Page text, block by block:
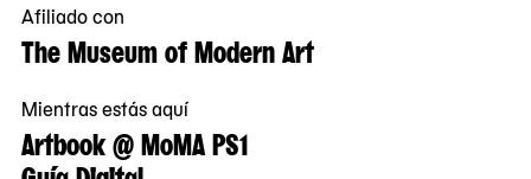
Afiliado con
The Museum of Modern Art
Mientras estás aquí
Artbook @ MoMA PS1